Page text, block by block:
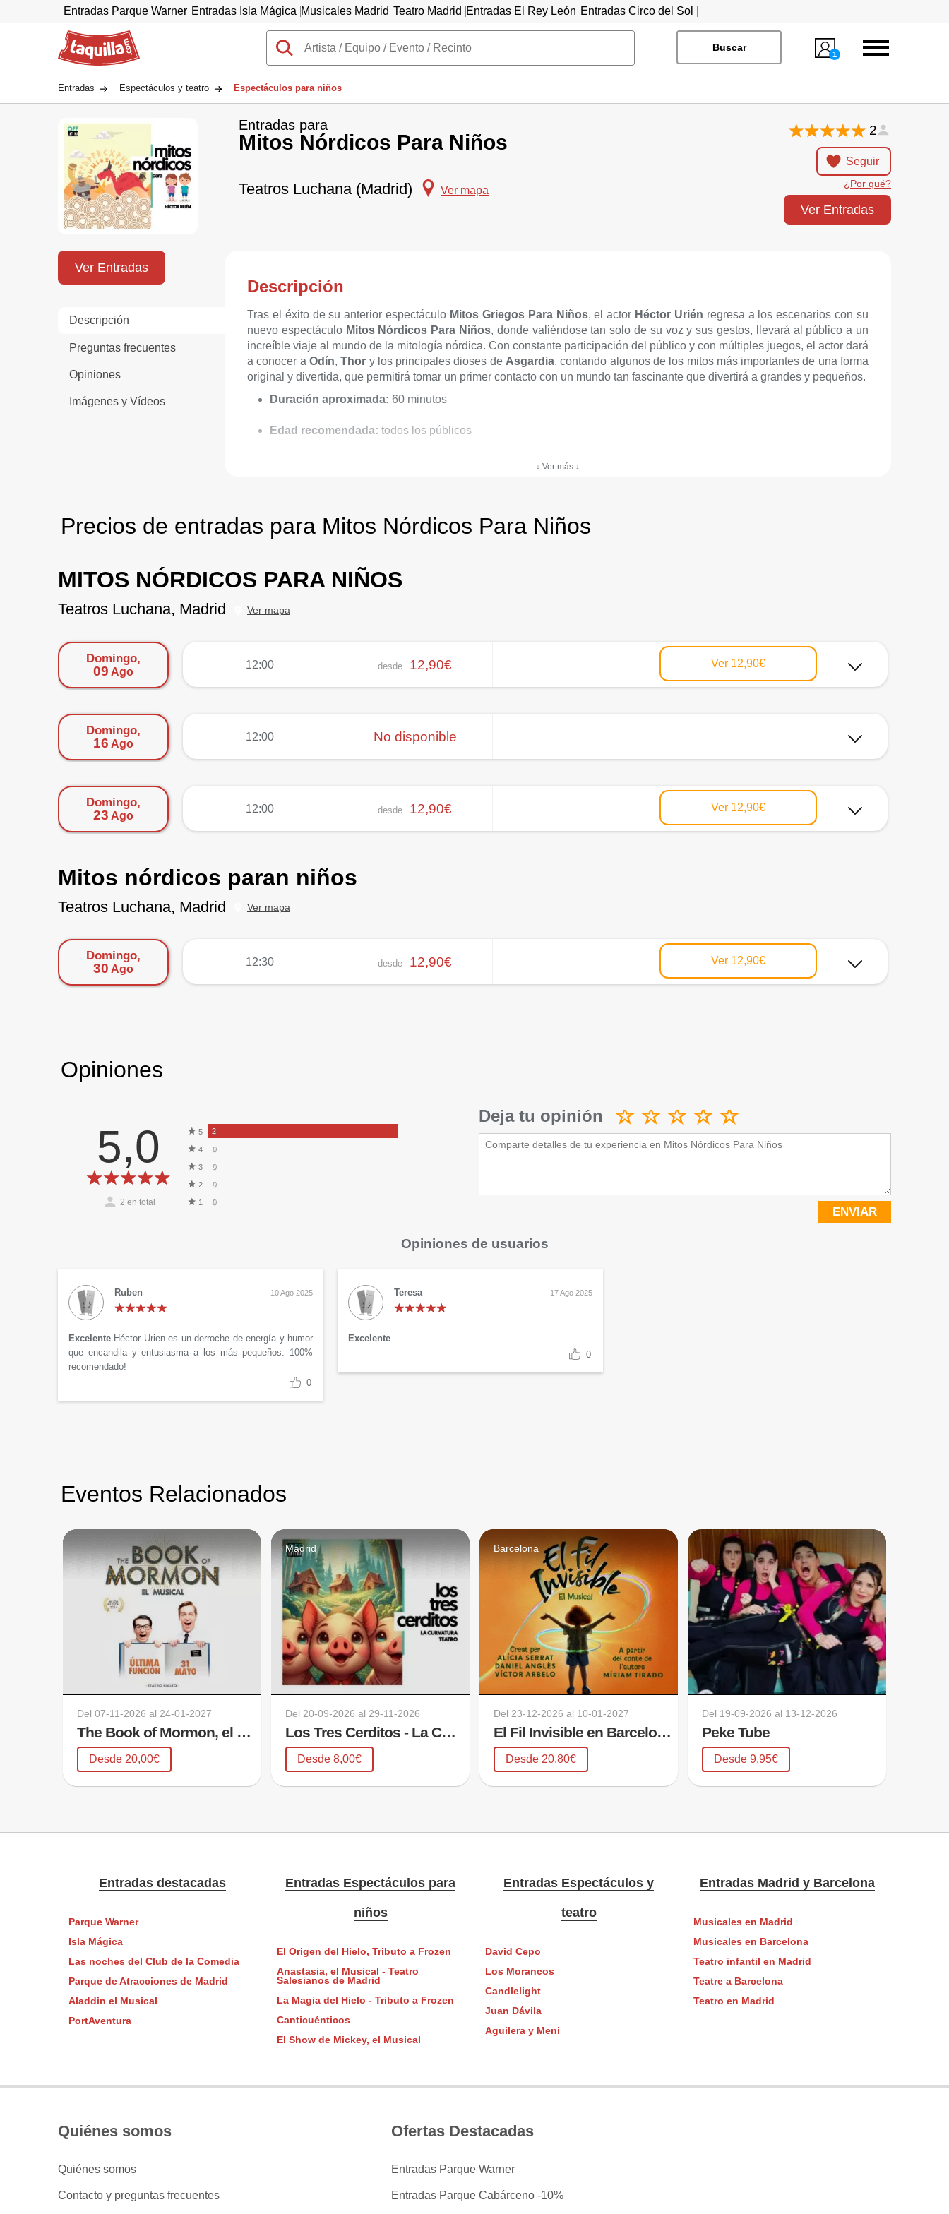
Entradas Parque Warner Entradas Isla Mágica Musicales Madrid Teatro Madrid Entradas El Rey León Entradas Circo del Sol
Taquilla.com
Buscar
1
Menú
Entradas Espectáculos y teatro Espectáculos para niños
Entradas para
Mitos Nórdicos Para Niños
Teatros Luchana (Madrid) Ver mapa
2
Seguir
¿Por qué?
Ver Entradas
Ver Entradas
Descripción
Preguntas frecuentes
Opiniones
Imágenes y Vídeos
Descripción
Tras el éxito de su anterior espectáculo Mitos Griegos Para Niños, el actor Héctor Urién regresa a los escenarios con su
nuevo espectáculo Mitos Nórdicos Para Niños, donde valiéndose tan solo de su voz y sus gestos, llevará al público a un
increíble viaje al mundo de la mitología nórdica. Con constante participación del público y con múltiples juegos, el actor dará
a conocer a Odín,Thor y los principales dioses de Asgardia, contando algunos de los mitos más importantes de una forma
original y divertida, que permitirá tomar un primer contacto con un mundo tan fascinante que divertirá a grandes y pequeños.
Duración aproximada: 60 minutos
Edad recomendada: todos los públicos
↓ Ver más ↓
Precios de entradas para Mitos Nórdicos Para Niños
MITOS NÓRDICOS PARA NIÑOS
Teatros Luchana, Madrid Ver mapa
Domingo,
09 Ago
12:00 desde 12,90€ Ver 12,90€
Domingo,
16 Ago
12:00 No disponible
Domingo,
23 Ago
12:00 desde 12,90€ Ver 12,90€
Mitos nórdicos paran niños
Teatros Luchana, Madrid Ver mapa
Domingo,
30 Ago
12:30 desde 12,90€ Ver 12,90€
Opiniones
5,0
2 en total
5 2
4 0
3 0
2 0
1 0
Deja tu opinión
ENVIAR
Opiniones de usuarios
Ruben 10 Ago 2025
Excelente Héctor Urien es un derroche de energía y humor
que encandila y entusiasma a los más pequeños. 100%
recomendado!
0
Teresa 17 Ago 2025
Excelente
0
Eventos Relacionados
Del07-11-2026 al24-01-2027
The Book of Mormon, el musical
Desde 20,00€
Madrid
Del20-09-2026 al29-11-2026
Los Tres Cerditos - La Curvatura Teatro
Desde 8,00€
Barcelona
Del23-12-2026 al 10-01-2027
El Fil Invisible en Barcelona
Desde 20,80€
Del 19-09-2026 al 13-12-2026
Peke Tube
Desde 9,95€
Entradas destacadas
Parque Warner
Isla Mágica
Las noches del Club de la Comedia
Parque de Atracciones de Madrid
Aladdin el Musical
PortAventura
Entradas Espectáculos para
niños
El Origen del Hielo, Tributo a Frozen
Anastasia, el Musical - Teatro
Salesianos de Madrid
La Magia del Hielo - Tributo a Frozen
Canticuénticos
El Show de Mickey, el Musical
Entradas Espectáculos y
teatro
David Cepo
Los Morancos
Candlelight
Juan Dávila
Aguilera y Meni
Entradas Madrid y Barcelona
Musicales en Madrid
Musicales en Barcelona
Teatro infantil en Madrid
Teatre a Barcelona
Teatro en Madrid
Quiénes somos
Quiénes somos
Contacto y preguntas frecuentes
Ofertas Destacadas
Entradas Parque Warner
Entradas Parque Cabárceno -10%